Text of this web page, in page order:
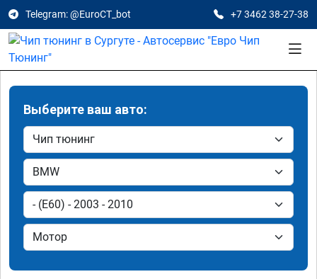
Telegram: @EuroCT_bot +7 3462 38-27-38
Выберите ваш авто: